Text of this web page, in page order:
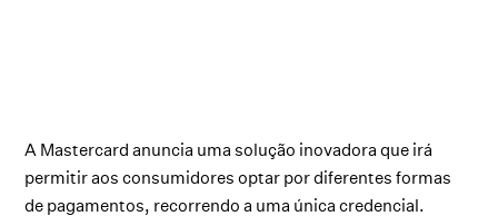
A Mastercard anuncia uma solução inovadora que irá
permitir aos consumidores optar por diferentes formas
de pagamentos, recorrendo a uma única credencial.